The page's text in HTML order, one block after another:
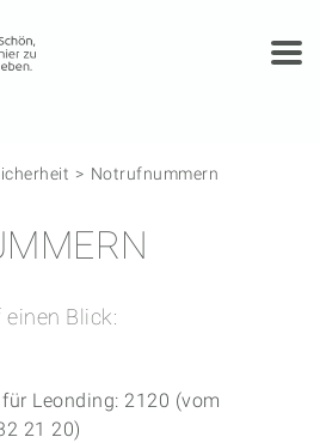
Notrufnummern
Blick:
Leonding: 2120 (vom
21 20)